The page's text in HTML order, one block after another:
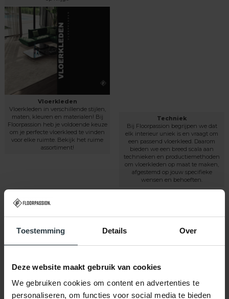
Toestemming Details Over
Deze website maakt gebruik van cookies
We gebruiken cookies om content en advertenties te
personaliseren, om functies voor social media te bieden
Vloerkleden
Vloerkleden in verschillende stijlen,
maten, kleuren en materialen! Bij
Floorpassion heb je voldoende keuze
om je perfecte vloerkleed te vinden
voor elke ruimte. Bekijk het ruime
assortiment!
Techniek
Bij Floorpassion begrijpen we dat
elk interieur uniek is en vraagt om
een passend vloerkleed. Daarom
bieden we een breed scala aan
technieken en productiemethoden
om vloerkleden op maat te maken,
afgestemd op jouw specifieke
wensen en behoeften.